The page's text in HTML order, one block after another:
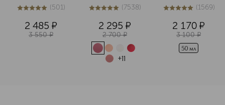
5из 5501 (501)
2 485 ¤
3 550 ¤
5из 57538 (7538)
2 295 ¤
2 700 ¤
+11
5из 51569 (1569)
2 170 ¤
3 100 ¤
50 мл